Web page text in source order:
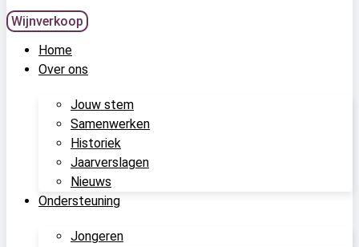
Wijnverkoop
Home
Over ons
Jouw stem
Samenwerken
Historiek
Jaarverslagen
Nieuws
Ondersteuning
Jongeren